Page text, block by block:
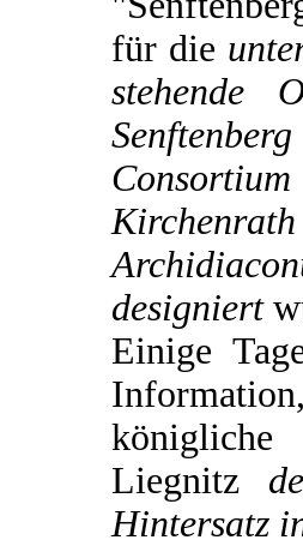
für die
stehende
designiert
Einige
Liegnitz
Hintersatz